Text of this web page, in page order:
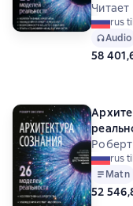
rus
Audio
58
rus
Matn
52